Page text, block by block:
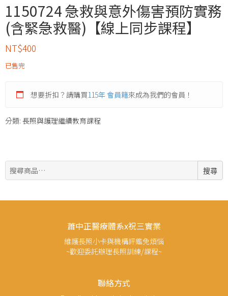
1150724 急救與意外傷害預防實務
(含緊急救醫)【線上同步課程】
NT$400
已售完
想要折扣？請購買115年 會員籍來成為我們的會員！
分類: 長照與護理繼續教育課程
搜
尋:
搜尋
蕭中正醫療體系x祝三實業
維護長照小卡與機構評鑑免煩惱
~歡迎委託辦理長照訓練/課程~
聯絡方式